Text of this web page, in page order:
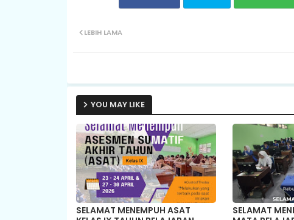
LEBIH LAMA
YOU MAY LIKE
SELAMAT MENEMPUH ASAT
SELAMAT